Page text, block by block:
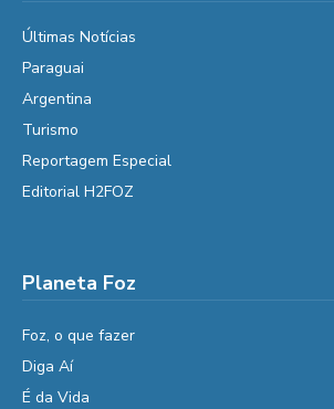
Últimas Notícias
Paraguai
Argentina
Turismo
Reportagem Especial
Editorial H2FOZ
Planeta Foz
Foz, o que fazer
Diga Aí
É da Vida